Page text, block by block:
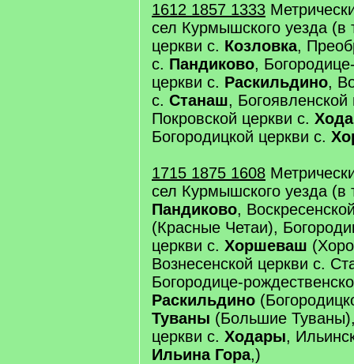
1612 1857 1333
сел Курмышского уезда (в
церкви с. Козловка,
с. Пандиково,
церкви с. Раскильдино,
с. Станаш,
Покровской церкви с.
Богородицкой церкви с.
1715 1875 1608
сел Курмышского уезда (в
Пандиково,
(Красные Четаи),
церкви с. Хоршеваш
Вознесенской церкви с.
Богородице-
Раскильдино
Туваны (Большие
церкви с. Ходары,
Ильина Гора,)